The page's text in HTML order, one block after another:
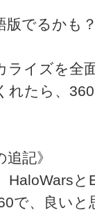
版でるかも
ライズを
れたら、
追記》
HaloWars
で、良い